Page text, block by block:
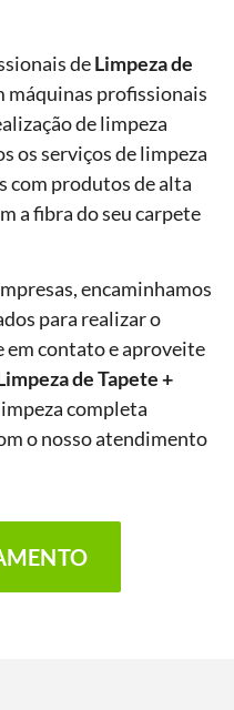
deLimpeza de
máquinas profissionais
de limpeza
os serviços de limpeza
com produtos de alta
a fibra do seu carpete
encaminhamos
para realizar o
em contato e aproveite
de Tapete +
completa
o nosso atendimento